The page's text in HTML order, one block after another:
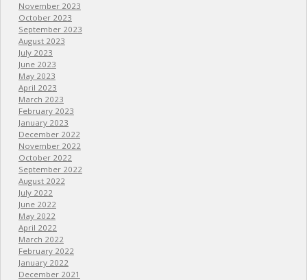
November 2023
October 2023
September 2023
August 2023
July 2023
June 2023
May 2023
April 2023
March 2023
February 2023
January 2023
December 2022
November 2022
October 2022
September 2022
August 2022
July 2022
June 2022
May 2022
April 2022
March 2022
February 2022
January 2022
December 2021